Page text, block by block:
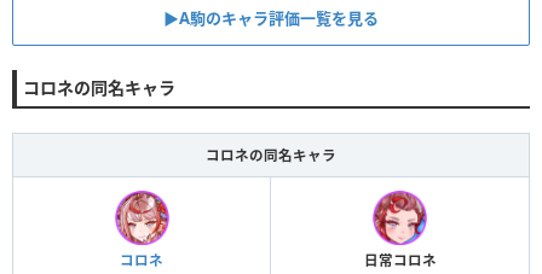
▶︎A駒のキャラ評価一覧を見る
コロネの同名キャラ
コロネの同名キャラ
コロネ 日常コロネ